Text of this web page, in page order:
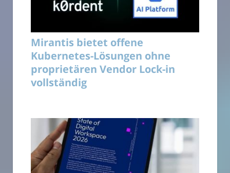
Mirantis bietet offene
Kubernetes-Lösungen ohne
proprietären Vendor Lock-in
vollständig